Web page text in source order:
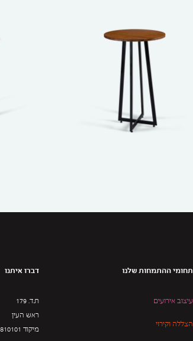
תחומי ההתמחות שלנו
עיצוב אירועים
הצללה וקירוי
דברו איתנו
ת.ד. 179
ראש העין
מיקוד 4810101